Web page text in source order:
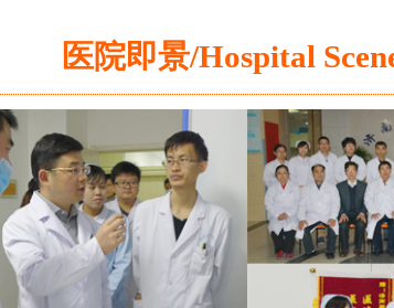
医院即景/Hospital